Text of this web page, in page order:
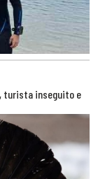
turista inseguito e